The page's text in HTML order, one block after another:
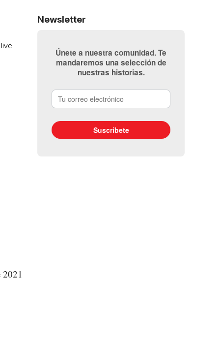
Newsletter
Únete a nuestra comunidad. Te
mandaremos una selección de
nuestras historias.
2021